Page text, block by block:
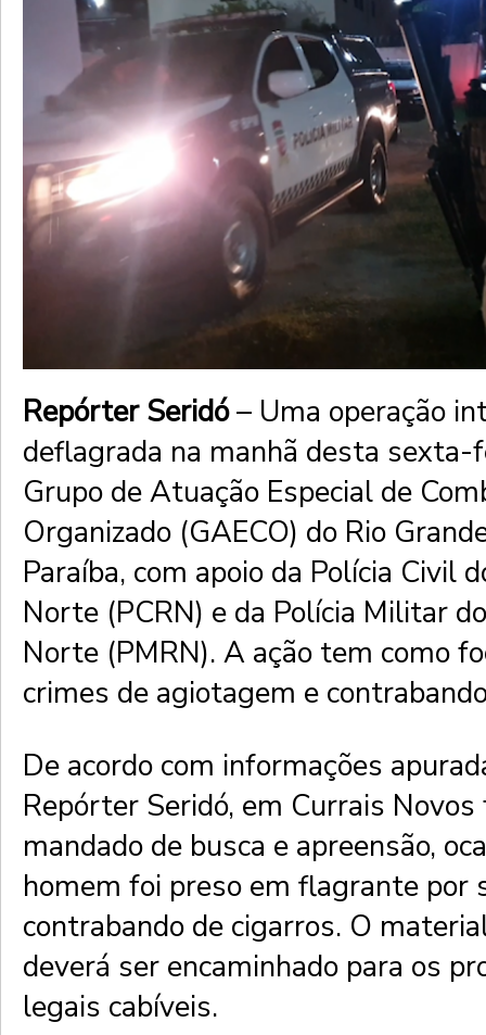
Repórter Seridó– Uma operação
deflagrada na manhã desta sexta-
Grupo de Atuação Especial de
Organizado (GAECO) do Rio
Paraíba, com apoio da Polícia Civil
Norte (PCRN) e da Polícia Militar
Norte (PMRN). A ação tem como
crimes de agiotagem e
De acordo com informações
Repórter Seridó, em Currais
mandado de busca e apreensão,
homem foi preso em flagrante por
contrabando de cigarros. O
deverá ser encaminhado para os
legais cabíveis.